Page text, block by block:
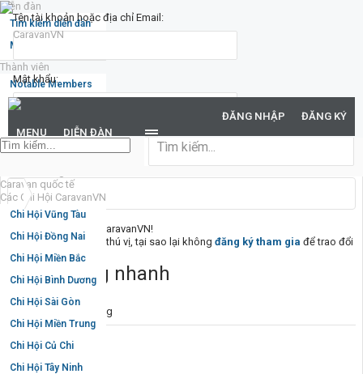
Diễn đàn
Tìm kiếm diễn đàn
Mới nhất
Thành viên
Notable Members
Đang trực tuyến
Hoạt động gần đây
New Profile Posts
Caravan quốc tế
Các Chi Hội CaravanVN
Chi Hội Vũng Tàu
Chi Hội Đồng Nai
Chi Hội Miền Bắc
Chi Hội Bình Dương
Chi Hội Sài Gòn
Chi Hội Miền Trung
Chi Hội Củ Chi
Chi Hội Tây Ninh
Tên tài khoản hoặc địa chỉ Email:
Mật khẩu:
Bạn đã quên mật khẩu?
MENU DIỄN ĐÀN
ĐĂNG NHẬP ĐĂNG KÝ
Chào mừng đến với CaravanVN!
Nếu bạn thấy nơi đây thú vị, tại sao lại không đăng ký tham gia để trao đổi
cùng mọi người. :)
Điều hướng nhanh
Liên kết thường dùng
Diễn đàn
Notable Members